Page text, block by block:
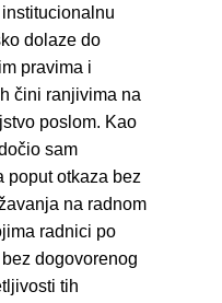
dolaze do
pravima i
čini ranjivima na
poslom. Kao
sam
poput otkaza bez
na radnom
radnici po
dogovorenog
tih